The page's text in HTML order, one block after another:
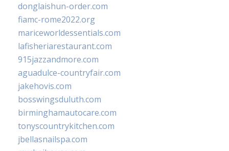
donglaishun-order.com
fiamc-rome2022.org
mariceworldessentials.com
lafisheriarestaurant.com
915jazzandmore.com
aguadulce-countryfair.com
jakehovis.com
bosswingsduluth.com
birminghamautocare.com
tonyscountrykitchen.com
jbellasnailspa.com